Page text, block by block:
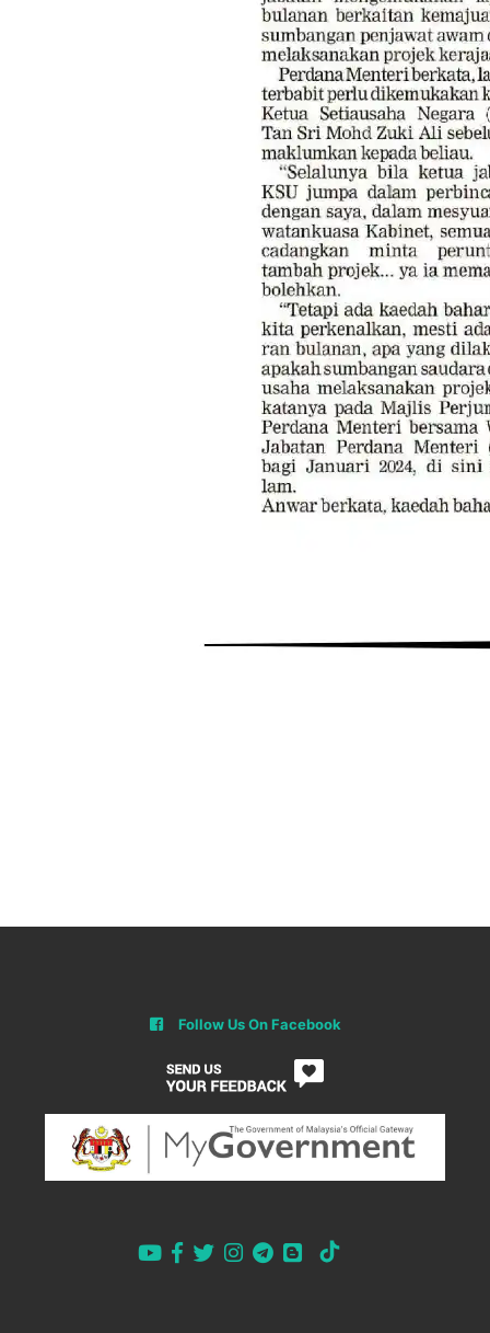
Follow Us On Facebook